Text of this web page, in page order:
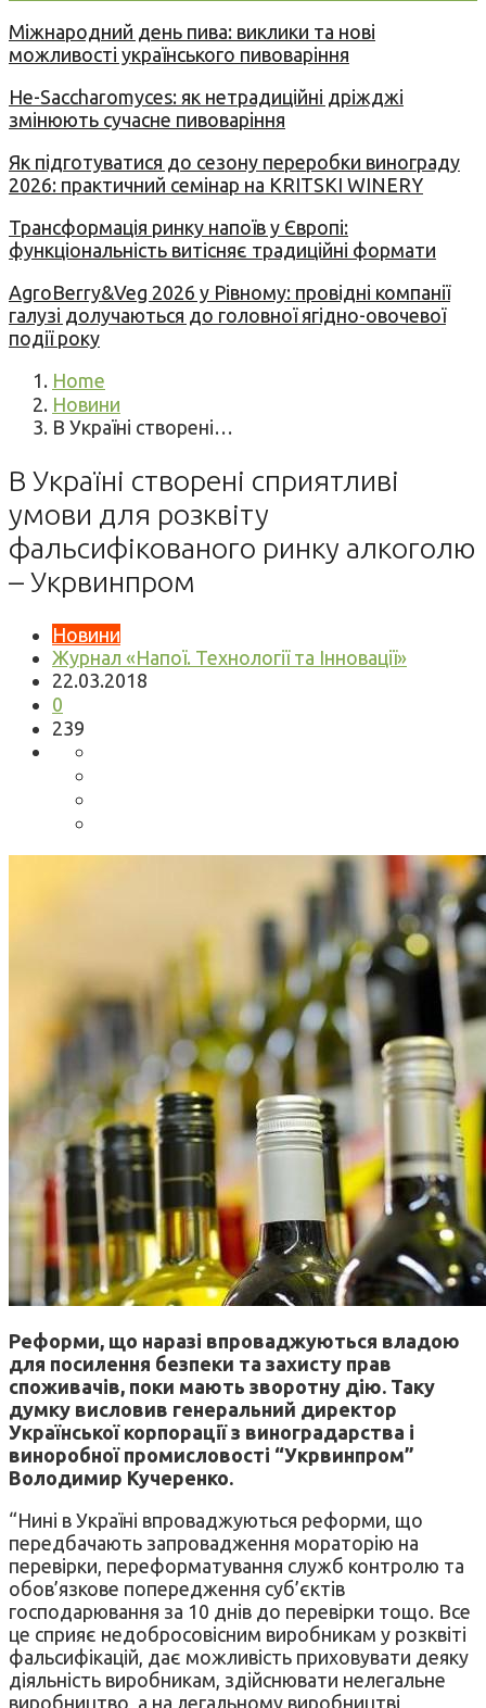
Міжнародний день пива: виклики та нові
можливості українського пивоваріння
Не-Saccharomyces: як нетрадиційні дріжджі
змінюють сучасне пивоваріння
Як підготуватися до сезону переробки винограду
2026: практичний семінар на KRITSKI WINERY
Трансформація ринку напоїв у Європі:
функціональність витісняє традиційні формати
AgroBerry&Veg 2026 у Рівному: провідні компанії
галузі долучаються до головної ягідно-овочевої
події року
Home
Новини
В Україні створені…
В Україні створені сприятливі
умови для розквіту
фальсифікованого ринку алкоголю
– Укрвинпром
Новини
Журнал «Напої. Технології та Інновації»
22.03.2018
0
239
Реформи, що наразі впроваджуються владою
для посилення безпеки та захисту прав
споживачів, поки мають зворотну дію. Таку
думку висловив генеральний директор
Української корпорації з виноградарства і
виноробної промисловості “Укрвинпром”
Володимир Кучеренко.
“Нині в Україні впроваджуються реформи, що
передбачають запровадження мораторію на
перевірки, переформатування служб контролю та
обов’язкове попередження суб’єктів
господарювання за 10 днів до перевірки тощо. Все
це сприяє недобросовісним виробникам у розквіті
фальсифікацій, дає можливість приховувати деяку
діяльність виробникам, здійснювати нелегальне
виробництво, а на легальному виробництві